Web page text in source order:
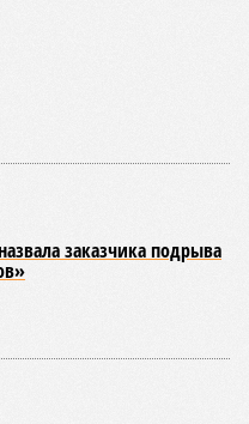
заказчика подрыва